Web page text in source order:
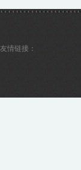
友情链接：